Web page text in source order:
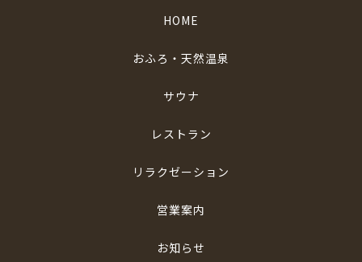
HOME
おふろ・天然温泉
サウナ
レストラン
リラクゼーション
営業案内
お知らせ